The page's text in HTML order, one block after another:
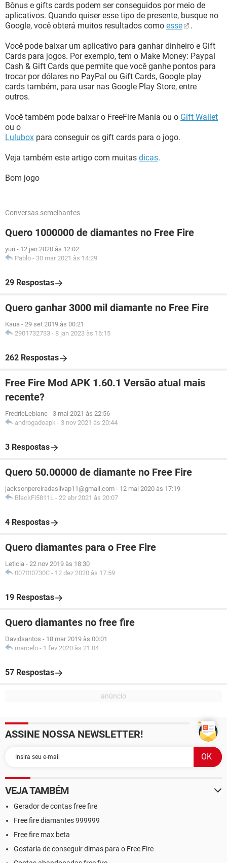
Bônus e gifts cards podem ser conseguidos por meio de
aplicativos. Quando quiser esse tipo de presente, busque no
Google, você obterá muitos resultados como esse .
Você pode baixar um aplicativo para ganhar dinheiro e Gift
Cards para jogos. Por exemplo, tem o Make Money: Paypal
Cash & Gift Cards que permite que você ganhe pontos para
trocar por dólares no PayPal ou Gift Cards, Google play
cards também, para usar nas Google Play Store, entre
outros.
Você também pode baixar o FreeFire Mania ou o Gift Wallet
ou o
Lulubox para conseguir os gift cards para o jogo.
Veja também este artigo com muitas dicas.
Bom jogo
Conversas semelhantes
Quero 1000000 de diamantes no Free Fire
yuri - 12 jan 2020 às 12:02
Pablo - 30 mar 2021 às 14:29
29 Respostas
Quero ganhar 3000 mil diamante no Free Fire
Kaua - 29 set 2019 às 00:21
2901732733 - 8 jan 2023 às 16:15
262 Respostas
Free Fire Mod APK 1.60.1 Versão atual mais
recente?
FredricLeblanc - 3 mai 2021 às 22:56
androgadoapk - 3 nov 2021 às 20:44
3 Respostas
Quero 50.00000 de diamante no Free Fire
jacksonpereiradasilvap11@gmail.com - 12 mai 2020 às 17:19
BlackFi5811L - 22 abr 2021 às 20:07
4 Respostas
Quero diamantes para o Free Fire
Leticia - 22 nov 2019 às 18:30
007ttt0730C - 12 dez 2020 às 17:59
19 Respostas
Quero diamantes no free fire
Davidsantos - 18 mar 2019 às 00:01
marcelo - 1 fev 2020 às 21:04
57 Respostas
ASSINE NOSSA NEWSLETTER!
VEJA TAMBÉM
Gerador de contas free fire
Free fire diamantes 999999
Free fire max beta
Gostaria de conseguir dimas para o Free Fire